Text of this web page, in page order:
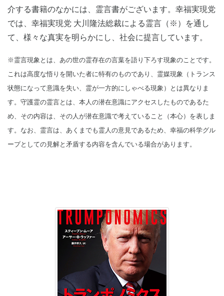
介する書籍のなかには、霊言書がございます。幸福実現党
では、幸福実現党 大川隆法総裁による霊言（※）を通し
て、様々な真実を明らかにし、社会に提言しています。
※霊言現象とは、あの世の霊存在の言葉を語り下ろす現象のことです。
これは高度な悟りを開いた者に特有のものであり、霊媒現象（トランス
状態になって意識を失い、霊が一方的にしゃべる現象）とは異なりま
す。守護霊の霊言とは、本人の潜在意識にアクセスしたものであるた
め、その内容は、その人が潜在意識で考えていること（本心）を表しま
す。なお、霊言は、あくまでも霊人の意見であるため、幸福の科学グル
ープとしての見解と矛盾する内容を含んでいる場合があります。